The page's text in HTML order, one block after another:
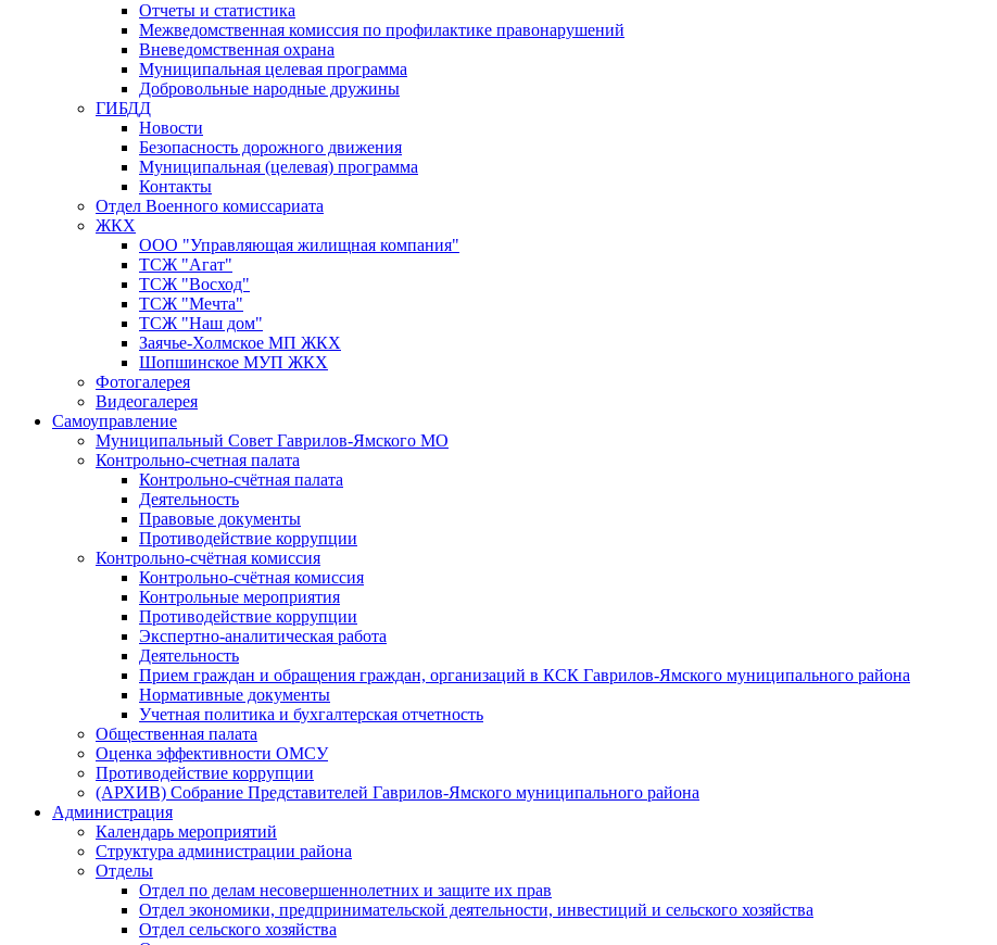
Отчеты и статистика
Межведомственная комиссия по профилактике правонарушений
Вневедомственная охрана
Муниципальная целевая программа
Добровольные народные дружины
ГИБДД
Новости
Безопасность дорожного движения
Муниципальная (целевая) программа
Контакты
Отдел Военного комиссариата
ЖКХ
ООО "Управляющая жилищная компания"
ТСЖ "Агат"
ТСЖ "Восход"
ТСЖ "Мечта"
ТСЖ "Наш дом"
Заячье-Холмское МП ЖКХ
Шопшинское МУП ЖКХ
Фотогалерея
Видеогалерея
Самоуправление
Муниципальный Совет Гаврилов-Ямского МО
Контрольно-счетная палата
Контрольно-счётная палата
Деятельность
Правовые документы
Противодействие коррупции
Контрольно-счётная комиссия
Контрольно-счётная комиссия
Контрольные мероприятия
Противодействие коррупции
Экспертно-аналитическая работа
Деятельность
Прием граждан и обращения граждан, организаций в КСК Гаврилов-Ямского муниципального района
Нормативные документы
Учетная политика и бухгалтерская отчетность
Общественная палата
Оценка эффективности ОМСУ
Противодействие коррупции
(АРХИВ) Собрание Представителей Гаврилов-Ямского муниципального района
Администрация
Календарь мероприятий
Структура администрации района
Отделы
Отдел по делам несовершеннолетних и защите их прав
Отдел экономики, предпринимательской деятельности, инвестиций и сельского хозяйства
Отдел сельского хозяйства